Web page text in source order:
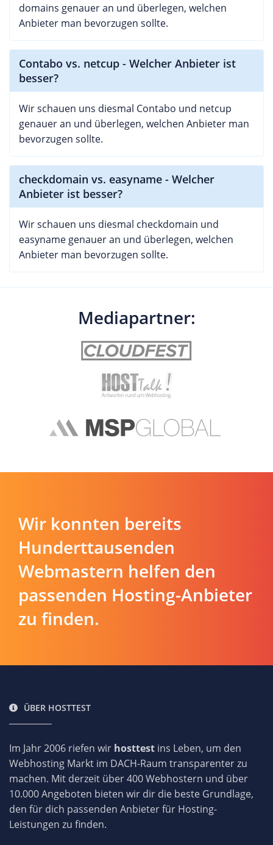
domains genauer an und überlegen, welchen
Anbieter man bevorzugen sollte.
Contabo vs. netcup - Welcher Anbieter ist
besser?
Wir schauen uns diesmal Contabo und netcup
genauer an und überlegen, welchen Anbieter man
bevorzugen sollte.
checkdomain vs. easyname - Welcher
Anbieter ist besser?
Wir schauen uns diesmal checkdomain und
easyname genauer an und überlegen, welchen
Anbieter man bevorzugen sollte.
Mediapartner:
Wir konnten bereits
Hunderttausenden
Webmastern helfen den
passenden Hosting-Anbieter
zu finden.
ÜBER HOSTTEST
Im Jahr 2006 riefen wir hosttest ins Leben, um den
Webhosting Markt im DACH-Raum transparenter zu
machen. Mit derzeit über 400 Webhostern und über
10.000 Angeboten bieten wir dir die beste Grundlage,
den für dich passenden Anbieter für Hosting-
Leistungen zu finden.